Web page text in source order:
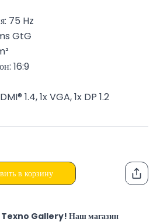
75 Hz
GtG
16:9
1.4, 1x VGA, 1x DP 1.2
в корзину
Texno Gallery! Наш магазин